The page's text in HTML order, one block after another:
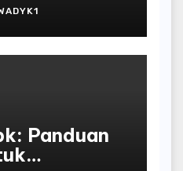
Panduan